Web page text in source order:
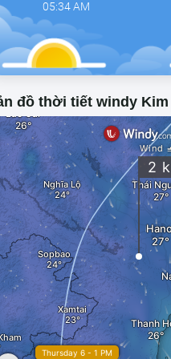
05:34 AM
đồ thời tiết windy Kim